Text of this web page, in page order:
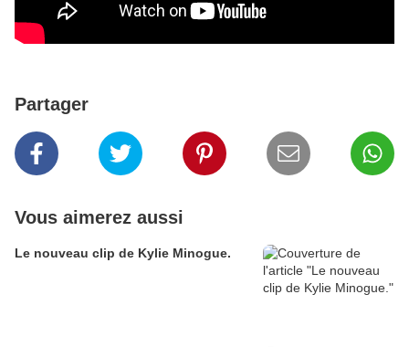
Partager
Vous aimerez aussi
Le nouveau clip de Kylie Minogue.